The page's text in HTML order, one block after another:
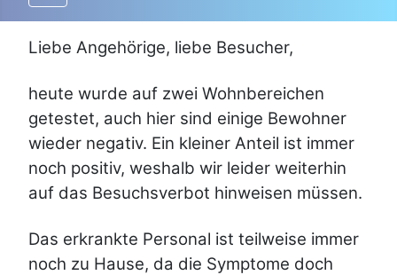
Liebe Angehörige, liebe Besucher,
heute wurde auf zwei Wohnbereichen
getestet, auch hier sind einige Bewohner
wieder negativ. Ein kleiner Anteil ist immer
noch positiv, weshalb wir leider weiterhin
auf das Besuchsverbot hinweisen müssen.
Das erkrankte Personal ist teilweise immer
noch zu Hause, da die Symptome doch